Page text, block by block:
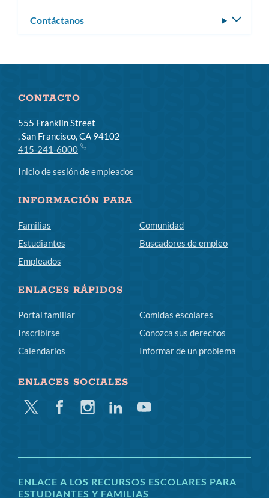
Contáctanos
CONTACTO
555 Franklin Street
, San Francisco, CA 94102
415-241-6000
Inicio de sesión de empleados
INFORMACIÓN PARA
Familias
Estudiantes
Empleados
Comunidad
Buscadores de empleo
ENLACES RÁPIDOS
Portal familiar
Inscribirse
Calendarios
Comidas escolares
Conozca sus derechos
Informar de un problema
ENLACES SOCIALES
Gorjeo FacebookInstagramLinkedInYouTube
ENLACE A LOS RECURSOS ESCOLARES PARA
ESTUDIANTES Y FAMILIAS